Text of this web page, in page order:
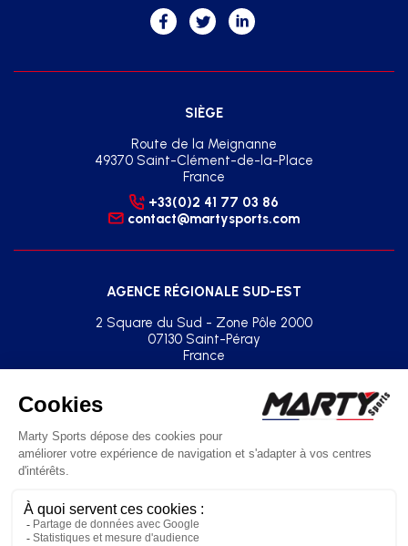
SIÈGE
Route de la Meignanne
49370 Saint-Clément-de-la-Place
France
+33(0)2 41 77 03 86
contact@martysports.com
AGENCE RÉGIONALE SUD-EST
2 Square du Sud - Zone Pôle 2000
07130 Saint-Péray
France
agence.sud.est@martysports.com